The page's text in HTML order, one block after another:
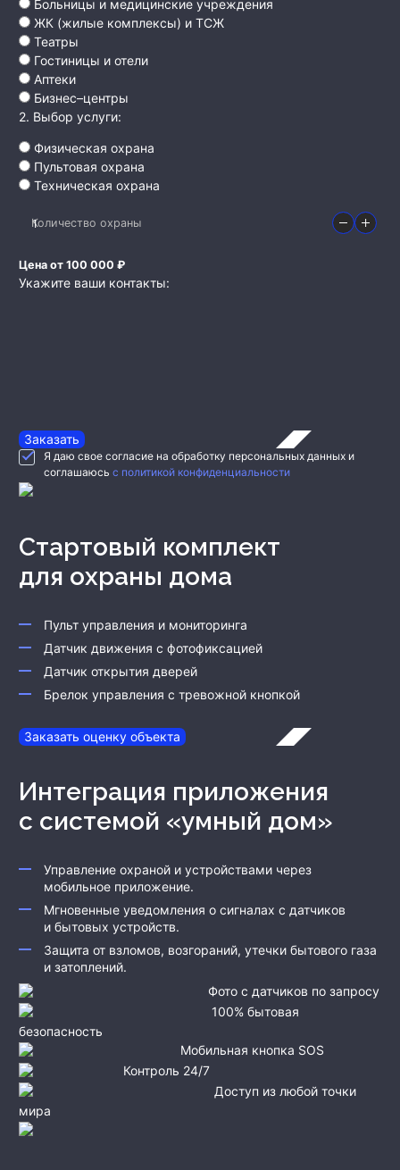
Больницы и медицинские учреждения
ЖК (жилые комплексы) и ТСЖ
Театры
Гостиницы и отели
Аптеки
Бизнес–центры
2. Выбор услуги:
Физическая охрана
Пультовая охрана
Техническая охрана
Количество охраны
Цена от 100 000 ₽
Укажите ваши контакты:
Заказать
Я даю свое согласие на обработку персональных данных и
соглашаюсь с политикой конфиденциальности
Стартовый комплект
для охраны дома
Пульт управления и мониторинга
Датчик движения с фотофиксацией
Датчик открытия дверей
Брелок управления с тревожной кнопкой
Заказать оценку объекта
Интеграция приложения
с системой «умный дом»
Управление охраной и устройствами через
мобильное приложение.
Мгновенные уведомления о сигналах с датчиков
и бытовых устройств.
Защита от взломов, возгораний, утечки бытового газа
и затоплений.
Фото с датчиков по запросу
100% бытовая
безопасность
Мобильная кнопка SOS
Контроль 24/7
Доступ из любой точки
мира